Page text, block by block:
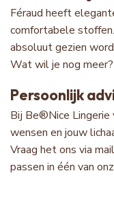
Féraud heeft
comfortabele
absoluut gezien
Wat wil je nog meer?
Persoonlijk
Bij Be®Nice Lingerie
wensen en jouw
Vraag het ons via
passen in één van